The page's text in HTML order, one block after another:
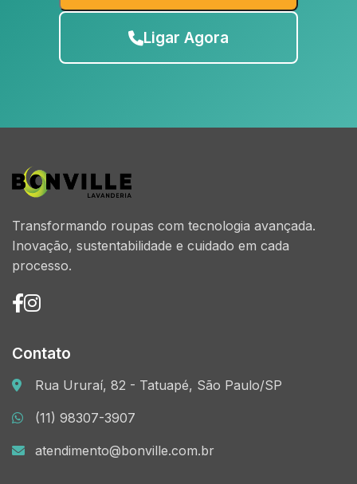
Ligar Agora
Transformando roupas com tecnologia avançada.
Inovação, sustentabilidade e cuidado em cada
processo.
Contato
Rua Ururaí, 82 - Tatuapé, São Paulo/SP
(11) 98307-3907
atendimento@bonville.com.br